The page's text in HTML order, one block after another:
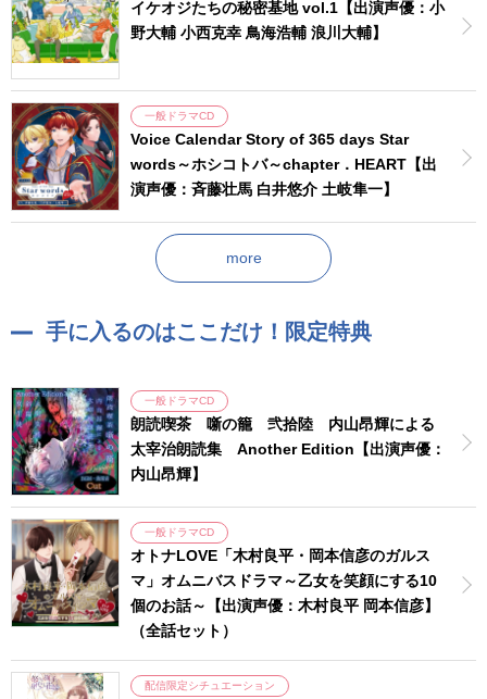
イケオジたちの秘密基地 vol.1【出演声優：小
野大輔 小西克幸 鳥海浩輔 浪川大輔】
一般ドラマCD
Voice Calendar Story of 365 days Star
words～ホシコトバ～chapter．HEART【出
演声優：斉藤壮馬 白井悠介 土岐隼一】
more
手に入るのはここだけ！限定特典
一般ドラマCD
朗読喫茶 噺の籠 弐拾陸 内山昂輝による
太宰治朗読集 Another Edition【出演声優：
内山昂輝】
一般ドラマCD
オトナLOVE「木村良平・岡本信彦のガルス
マ」オムニバスドラマ～乙女を笑顔にする10
個のお話～【出演声優：木村良平 岡本信彦】
（全話セット）
配信限定シチュエーション